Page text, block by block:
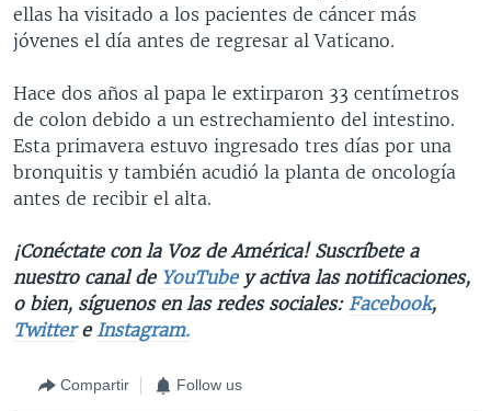
ellas ha visitado a los pacientes de cáncer más
jóvenes el día antes de regresar al Vaticano.
Hace dos años al papa le extirparon 33 centímetros
de colon debido a un estrechamiento del intestino.
Esta primavera estuvo ingresado tres días por una
bronquitis y también acudió la planta de oncología
antes de recibir el alta.
¡Conéctate con la Voz de América! Suscríbete a
nuestro canal deYouTubey activa las notificaciones,
o bien, síguenos en las redes sociales: Facebook,
Twittere Instagram.
Compartir Follow us